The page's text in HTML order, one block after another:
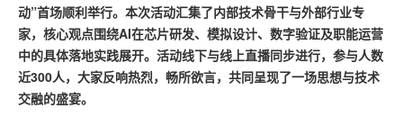
动”首场顺利举行。本次活动汇集了内部技术骨干与外部行业专
家，核心观点围绕AI在芯片研发、模拟设计、数字验证及职能运营
中的具体落地实践展开。活动线下与线上直播同步进行，参与人数
近300人，大家反响热烈，畅所欲言，共同呈现了一场思想与技术
交融的盛宴。